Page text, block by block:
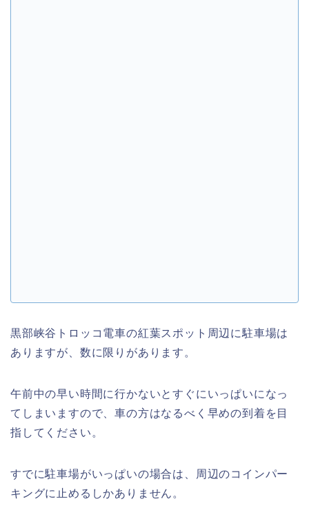
黒部峡谷トロッコ電車の紅葉スポット周辺に駐車場は
ありますが、数に限りがあります。
午前中の早い時間に行かないとすぐにいっぱいになっ
てしまいますので、車の方はなるべく早めの到着を目
指してください。
すでに駐車場がいっぱいの場合は、周辺のコインパー
キングに止めるしかありません。